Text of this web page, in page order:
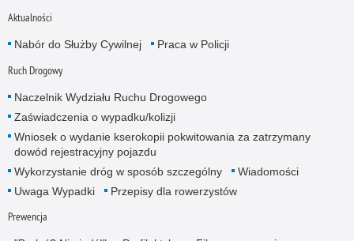
Aktualności
Nabór do Służby Cywilnej Praca w Policji
Ruch Drogowy
Naczelnik Wydziału Ruchu Drogowego
Zaświadczenia o wypadku/kolizji
Wniosek o wydanie kserokopii pokwitowania za zatrzymany
dowód rejestracyjny pojazdu
Wykorzystanie dróg w sposób szczególny
Wiadomości
Uwaga Wypadki
Przepisy dla rowerzystów
Prewencja